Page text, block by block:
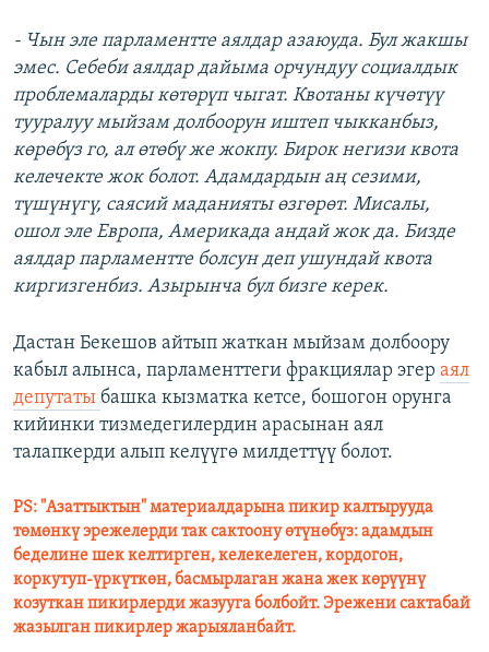
- Чын эле парламентте аялдар азаюуда. Бул жакшы
эмес. Себеби аялдар дайыма орчундуу социалдык
проблемаларды көтөрүп чыгат. Квотаны күчөтүү
тууралуу мыйзам долбоорун иштеп чыкканбыз,
көрөбүз го, ал өтөбү же жокпу. Бирок негизи квота
келечекте жок болот. Адамдардын аң сезими,
түшүнүгү, саясий маданияты өзгөрөт. Мисалы,
ошол эле Европа, Америкада андай жок да. Бизде
аялдар парламентте болсун деп ушундай квота
киргизгенбиз. Азырынча бул бизге керек.
Дастан Бекешов айтып жаткан мыйзам долбоору
кабыл алынса, парламенттеги фракциялар эгер аял
депутаты башка кызматка кетсе, бошогон орунга
кийинки тизмедегилердин арасынан аял
талапкерди алып келүүгө милдеттүү болот.
PS: "Азаттыктын" материалдарына пикир калтырууда
төмөнкү эрежелерди так сактоону өтүнөбүз: адамдын
беделине шек келтирген, келекелеген, кордогон,
коркутуп-үркүткөн, басмырлаган жана жек көрүүнү
козуткан пикирлерди жазууга болбойт. Эрежени сактабай
жазылган пикирлер жарыяланбайт.